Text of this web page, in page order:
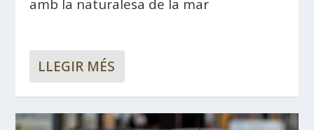
amb la naturalesa de la mar
LLEGIR MÉS